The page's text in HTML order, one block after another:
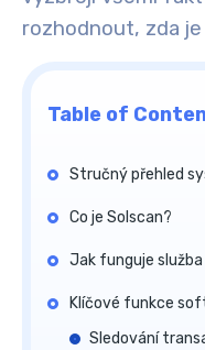
rozhodnout, zda
Table of
Stručný přehled
Co je Solscan?
Jak funguje služba
Klíčové funkce
Sledování